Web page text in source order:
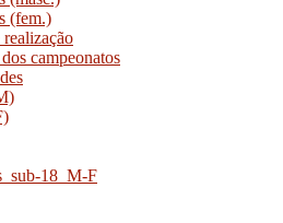
(fem.)
campeonatos
18_M-F